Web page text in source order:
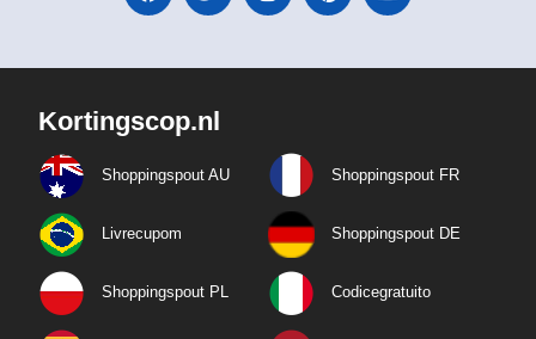
Kortingscop.nl
Shoppingspout AU Shoppingspout FR
Livrecupom Shoppingspout DE
Shoppingspout PL Codicegratuito